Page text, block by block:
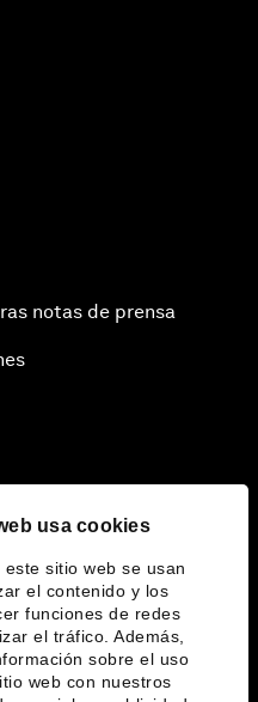
usa cookies
sitio web se usan
el contenido y los
funciones de redes
el tráfico. Además,
sobre el uso
web con nuestros
notas de prensa